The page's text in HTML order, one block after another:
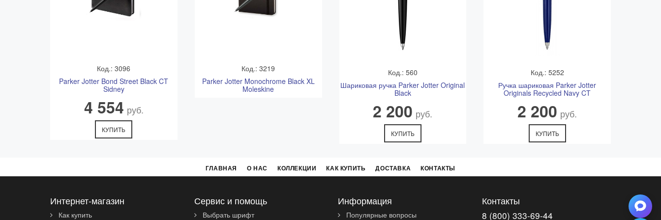
Код.: 3096
Parker Jotter Bond Street Black CT
Sidney
4 554 руб.
КУПИТЬ
Код.: 3219
Parker Jotter Monochrome Black XL
Moleskine
Код.: 560
Шариковая ручка Parker Jotter Original
Black
2 200 руб.
КУПИТЬ
Код.: 5252
Ручка шариковая Parker Jotter
Originals Recycled Navy CT
2 200 руб.
КУПИТЬ
ГЛАВНАЯ О НАС КОЛЛЕКЦИИ КАК КУПИТЬ ДОСТАВКА КОНТАКТЫ
Интернет-магазин
Как купить
Сервис и помощь
Выбрать шрифт
Информация
Популярные вопросы
Контакты
8 (800) 333-69-44